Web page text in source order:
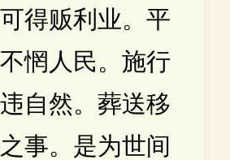
得贩利业。平
惘人民。施行
自然。葬送移
事。是为世间